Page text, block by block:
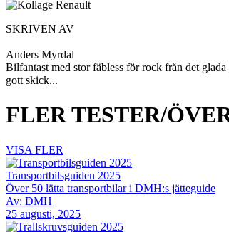
SKRIVEN AV
Anders Myrdal
Bilfantast med stor fäbless för rock från det
gott skick...
FLER TESTER/
VISA FLER
Transportbilsguiden 2025
Över 50 lätta transportbilar i DMH:s jätteguide
Av: DMH
25 augusti, 2025